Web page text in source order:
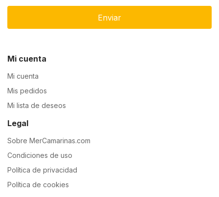
Enviar
Mi cuenta
Mi cuenta
Mis pedidos
Mi lista de deseos
Legal
Sobre MerCamarinas.com
Condiciones de uso
Política de privacidad
Política de cookies